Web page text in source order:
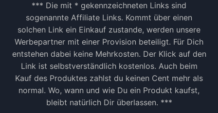
*** Die mit * gekennzeichneten Links sind
sogenannte Affiliate Links. Kommt über einen
solchen Link ein Einkauf zustande, werden unsere
Werbepartner mit einer Provision beteiligt. Für Dich
entstehen dabei keine Mehrkosten. Der Klick auf den
Link ist selbstverständlich kostenlos. Auch beim
Kauf des Produktes zahlst du keinen Cent mehr als
normal. Wo, wann und wie Du ein Produkt kaufst,
bleibt natürlich Dir überlassen. ***